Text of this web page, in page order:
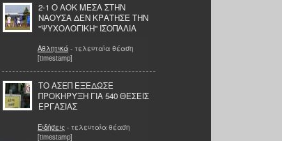
2-1 O AOK ΜΕΣΑ ΣΤΗΝ
ΝΑΟΥΣΑ ΔΕΝ ΚΡΑΤΗΣΕ ΤΗΝ
''ΨΥΧΟΛΟΓΙΚΗ'' ΙΣΟΠΑΛΙΑ
Αθλητικά - τελευταία θέαση
[timestamp]
ΤΟ ΑΣΕΠ ΕΞΕΔΩΣΕ
ΠΡΟΚΗΡΥΞΗ ΓΙΑ 540 ΘΕΣΕΙΣ
ΕΡΓΑΣΙΑΣ
Ειδήσεις - τελευταία θέαση
[timestamp]